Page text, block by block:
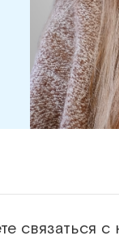
связаться